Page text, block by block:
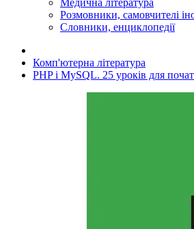
Медична література
Розмовники, самовчителі
Словники, енциклопедії
Комп'ютерна література
PHP і MySQL. 25 уроків для